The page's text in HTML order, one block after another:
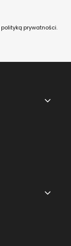
polityką prywatności.